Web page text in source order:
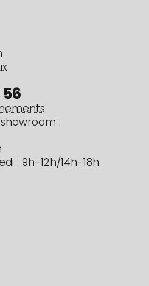
56
:
: 9h-12h/14h-18h